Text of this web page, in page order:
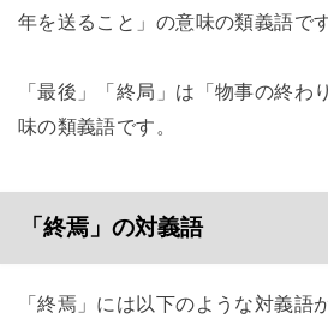
年を送ること」の意味の類義語です
「最後」「終局」は「物事の終わ
味の類義語です。
「終焉」の対義語
「終焉」には以下のような対義語